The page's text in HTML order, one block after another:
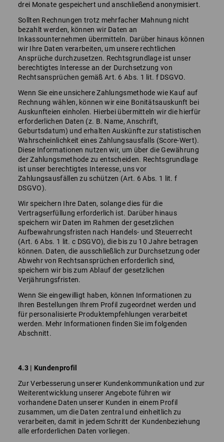
drei Monate gespeichert und anschließend anonymisiert.
Sollten Rechnungen trotz mehrfacher Mahnung nicht
bezahlt werden, können wir Daten an
Inkassounternehmen übermitteln. Darüber hinaus können
wir Ihre Daten verarbeiten, um unsere rechtlichen
Ansprüche durchzusetzen. Rechtsgrundlage ist unser
berechtigtes Interesse an der Durchsetzung von
Rechtsansprüchen gemäß Art. 6 Abs. 1 lit. f DSGVO.
Wenn Sie eine unsichere Zahlungsmethode wie Kauf auf
Rechnung wählen, können wir eine Bonitätsauskunft bei
Auskunfteien einholen. Hierbei übermitteln wir die hierfür
erforderlichen Daten (z. B. Name, Anschrift,
Geburtsdatum) und erhalten Auskünfte zur statistischen
Wahrscheinlichkeit eines Zahlungsausfalls (Score-Wert).
Diese Informationen nutzen wir, um über die Gewährung
der Zahlungsmethode zu entscheiden. Rechtsgrundlage
ist unser berechtigtes Interesse, uns vor
Zahlungsausfällen zu schützen (Art. 6 Abs. 1 lit. f
DSGVO).
Wir speichern Ihre Daten, solange dies für die
Vertragserfüllung erforderlich ist. Darüber hinaus
speichern wir Daten im Rahmen der gesetzlichen
Aufbewahrungsfristen nach Handels- und Steuerrecht
(Art. 6 Abs. 1 lit. c DSGVO), die bis zu 10 Jahre betragen
können. Daten, die ausschließlich zur Durchsetzung oder
Abwehr von Rechtsansprüchen erforderlich sind,
speichern wir bis zum Ablauf der gesetzlichen
Verjährungsfristen.
Wenn Sie eingewilligt haben, können Informationen zu
Ihren Bestellungen Ihrem Profil zugeordnet werden und
für personalisierte Produktempfehlungen verarbeitet
werden. Mehr Informationen finden Sie im folgenden
Abschnitt.
4.3 | Kundenprofil
Zur Verbesserung unserer Kundenkommunikation und zur
Weiterentwicklung unserer Angebote führen wir
vorhandene Daten unserer Kunden in einem Profil
zusammen, um die Daten zentral und einheitlich zu
verarbeiten, damit in jedem Schritt der Kundenbeziehung
alle erforderlichen Daten vorliegen.